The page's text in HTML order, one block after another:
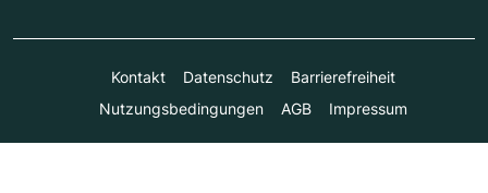
Kontakt Datenschutz
Barrierefreiheit
Nutzungsbedingungen
AGB Impressum